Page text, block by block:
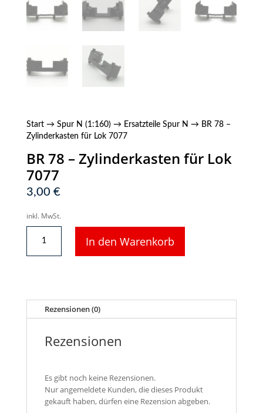
Start→ Spur N (1:160)→ Ersatzteile Spur N → BR 78 –
Zylinderkasten für Lok 7077
BR 78 – Zylinderkasten für Lok
7077
3,00 €
inkl. MwSt.
-
7077
Menge
In den Warenkorb
Rezensionen (0)
Rezensionen
Es gibt noch keine Rezensionen.
Nur angemeldete Kunden, die dieses Produkt
gekauft haben, dürfen eine Rezension abgeben.